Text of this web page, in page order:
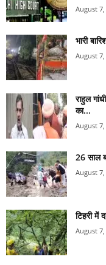
August 7,
भारी
August 7,
राहुल
का...
August 7,
26 साल
August 7,
टिहरी में
August 7,